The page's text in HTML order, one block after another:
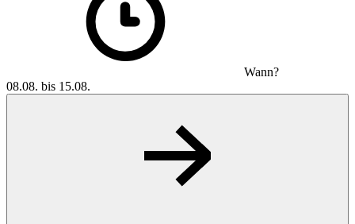
Wann?
08.08. bis 15.08.